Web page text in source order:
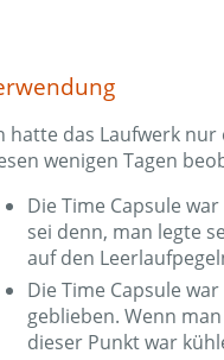
hatte das Laufwerk
wenigen Tagen
Die Time Capsule
sei denn, man legte
auf den
Die Time Capsule
geblieben. Wenn
dieser Punkt war